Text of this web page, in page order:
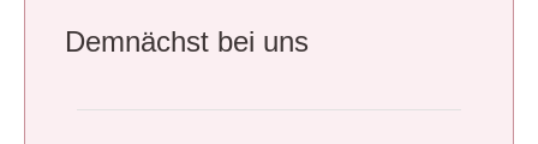
Demnächst bei uns